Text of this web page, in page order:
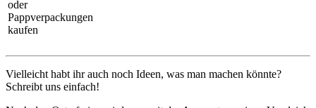
oder
Pappverpackungen
kaufen
Vielleicht habt ihr auch noch Ideen, was man machen könnte?
Schreibt uns einfach!